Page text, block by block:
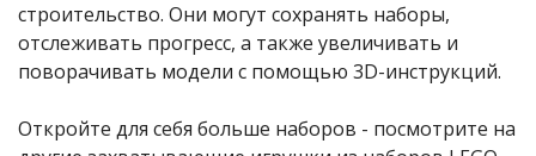
строительство. Они могут сохранять наборы,
отслеживать прогресс, а также увеличивать и
поворачивать модели с помощью 3D-инструкций.
Откройте для себя больше наборов - посмотрите на